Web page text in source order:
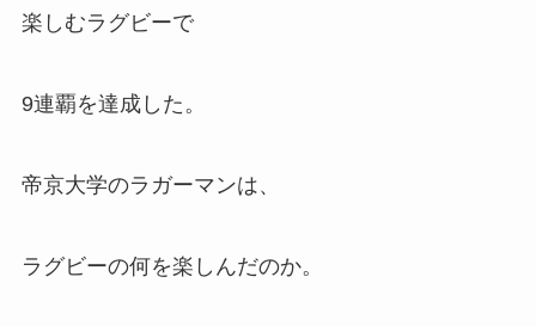
楽しむラグビーで
9連覇を達成した。
帝京大学のラガーマンは、
ラグビーの何を楽しんだのか。